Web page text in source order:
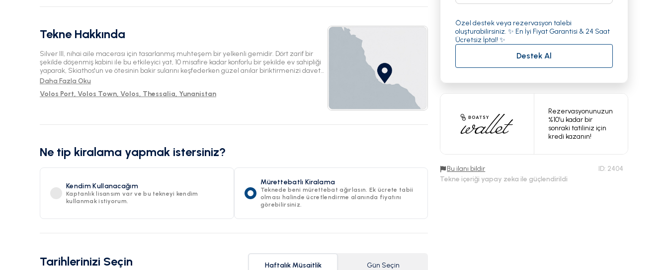
Tekne Hakkında
Silver III, nihai aile macerası için tasarlanmış muhteşem bir yelkenli gemidir. Dört zarif bir
şekilde döşenmiş kabini ile bu etkileyici yat, 10 misafire kadar konforlu bir şekilde ev sahipliği
yaparak, Skiathos'un ve ötesinin bakir sularını keşfederken güzel anılar biriktirmenizi davet
ediyor. Geniş güvertedeki kahve eşliğinde güneşle dolu sabahları hayal edin, iyi donanımlı
yankılandığı anlar. Yatın tasarımı, birlikte olmayı teşvik ederken, sessiz düşünceler için özel
yaparak, bu büyüleyici yolculuğa birlikte çıkarken huzur içinde yelken açacaksınız. Her dalga
yeni bir hikaye getirir ve her gün batımı yeni bir anıyı müjdeler.
Daha Fazla Oku
Volos Port, Volos Town, Volos, Thessalia, Yunanistan
Ne tip kiralama yapmak istersiniz?
Kendim Kullanacağım
Kaptanlık lisansım var ve bu tekneyi kendim
kullanmak istiyorum.
Mürettebatlı Kiralama
Teknede beni mürettebat ağırlasın. Ek ücrete tabii
olması halinde ücretlendirme alanında fiyatını
görebilirsiniz.
Tarihlerinizi Seçin Haftalık Müsaitlik Gün Seçin
Özel destek veya rezervasyon talebi
oluşturabilirsiniz. ✨ En İyi Fiyat Garantisi & 24 Saat
Ücretsiz İptal! ✨
Destek Al
Rezervasyonunuzun
%10’u kadar bir
sonraki tatiliniz için
kredi kazanın!
Bu ilanı bildir ID: 2404
Tekne içeriği yapay zeka ile güçlendirildi